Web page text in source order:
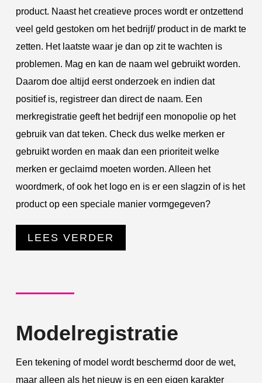
product. Naast het creatieve proces wordt er ontzettend
veel geld gestoken om het bedrijf/ product in de markt te
zetten. Het laatste waar je dan op zit te wachten is
problemen. Mag en kan de naam wel gebruikt worden.
Daarom doe altijd eerst onderzoek en indien dat
positief is, registreer dan direct de naam. Een
merkregistratie geeft het bedrijf een monopolie op het
gebruik van dat teken. Check dus welke merken er
gebruikt worden en maak dan een prioriteit welke
merken er geclaimd moeten worden. Alleen het
woordmerk, of ook het logo en is er een slagzin of is het
product op een speciale manier vormgegeven?
LEES VERDER
Modelregistratie
Een tekening of model wordt beschermd door de wet,
maar alleen als het nieuw is en een eigen karakter